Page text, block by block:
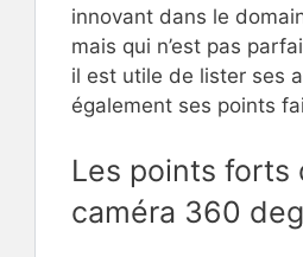
innovant dans le
mais qui n’est pas
il est utile de lister ses
également ses points
Les points forts
caméra 360